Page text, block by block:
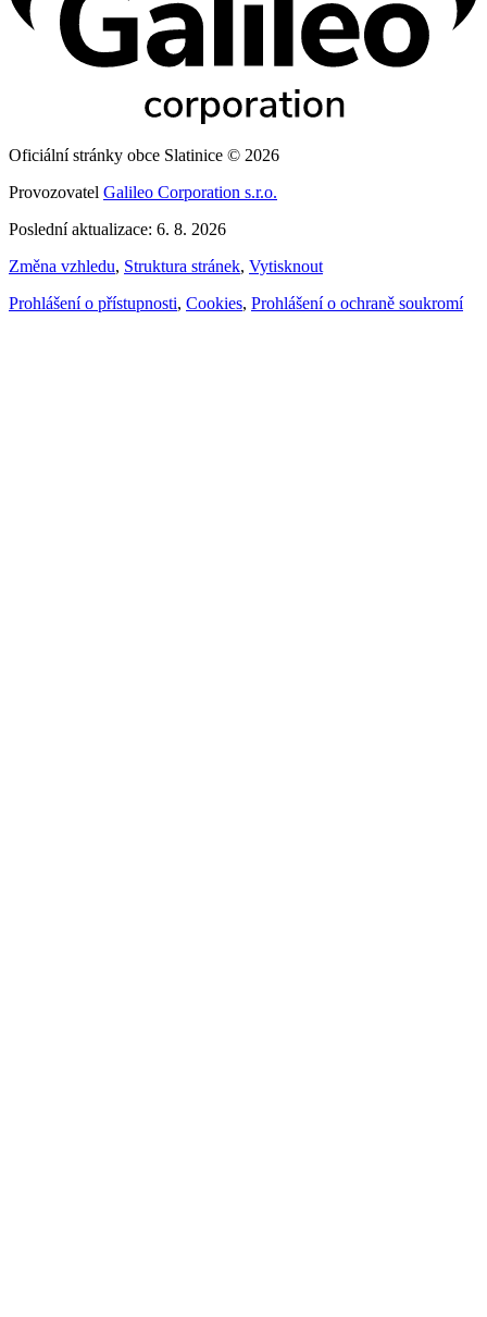
Oficiální stránky obce Slatinice © 2026
Provozovatel Galileo Corporation s.r.o.
Poslední aktualizace: 6. 8. 2026
Změna vzhledu, Struktura stránek, Vytisknout
Prohlášení o přístupnosti, Cookies, Prohlášení o ochraně soukromí